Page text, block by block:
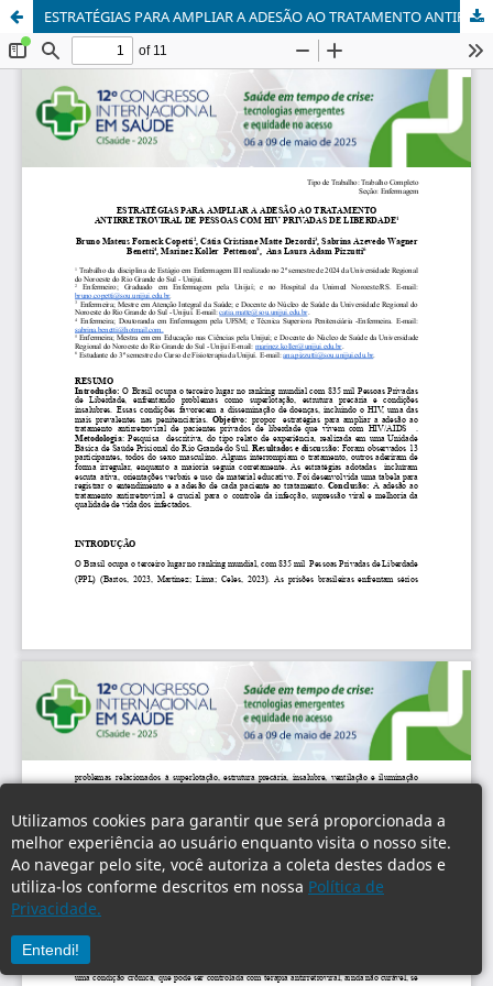
Utilizamos cookies para garantir que será proporcionada a
melhor experiência ao usuário enquanto visita o nosso site.
Ao navegar pelo site, você autoriza a coleta destes dados e
utiliza-los conforme descritos em nossa Política de
Privacidade.
Entendi!
ESTRATÉGIAS PARA AMPLIAR A ADESÃO AO TRATAMENTO ANTIRRETROVIRAL DE PESSOAS COM HIV PRIVADAS DE LIBERDADE